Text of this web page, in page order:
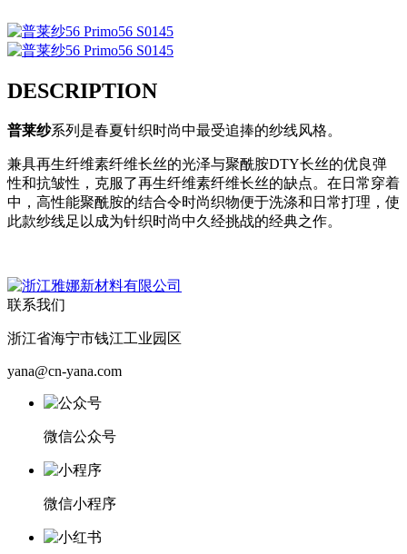
DESCRIPTION
普莱纱系列是春夏针织时尚中最受追捧的纱线风格。
兼具再生纤维素纤维长丝的光泽与聚酰胺DTY长丝的优良弹
性和抗皱性，克服了再生纤维素纤维长丝的缺点。在日常穿着
中，高性能聚酰胺的结合令时尚织物便于洗涤和日常打理，使
此款纱线足以成为针织时尚中久经挑战的经典之作。
联系我们
浙江省海宁市钱江工业园区
yana@cn-yana.com
微信公众号
微信小程序